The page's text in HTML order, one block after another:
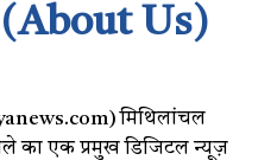
(About Us)
मिथिलांचल
का एक प्रमुख डिजिटल न्यूज़